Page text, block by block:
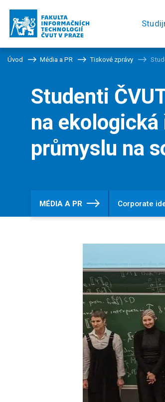
Úvod Média a PR Tiskové zprávy
Studenti
na
průmyslu na
MÉDIA A PR Corporate